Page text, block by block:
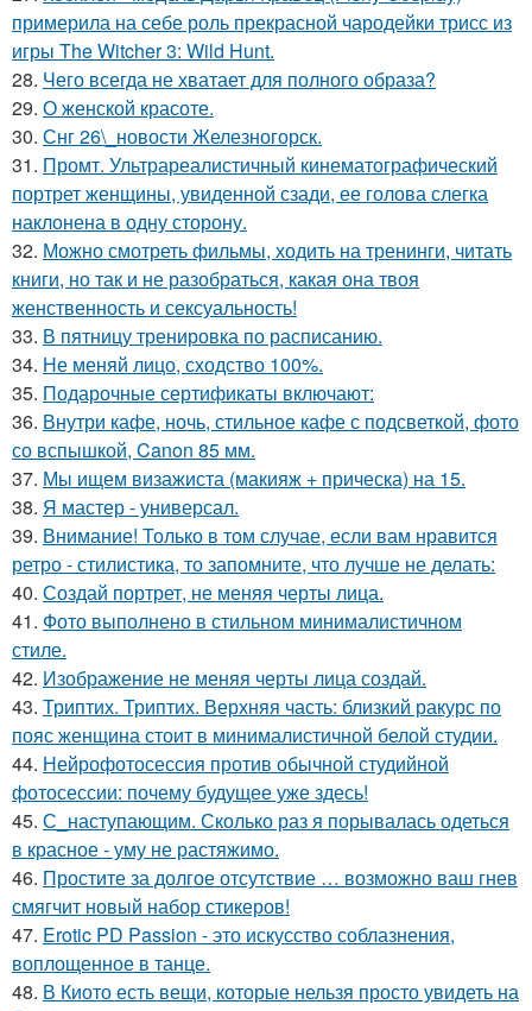
примерила на себе роль прекрасной чародейки трисс из
игры The Witcher 3: Wild Hunt.
28. Чего всегда не хватает для полного образа?
29. О женской красоте.
30. Снг 26\_новости Железногорск.
31. Промт. Ультрареалистичный кинематографический
портрет женщины, увиденной сзади, ее голова слегка
наклонена в одну сторону.
32. Можно смотреть фильмы, ходить на тренинги, читать
книги, но так и не разобраться, какая она твоя
женственность и сексуальность!
33. В пятницу тренировка по расписанию.
34. Не меняй лицо, сходство 100%.
35. Подарочные сертификаты включают:
36. Внутри кафе, ночь, стильное кафе с подсветкой, фото
со вспышкой, Canon 85 мм.
37. Мы ищем визажиста (макияж + прическа) на 15.
38. Я мастер - универсал.
39. Внимание! Только в том случае, если вам нравится
ретро - стилистика, то запомните, что лучше не делать:
40. Создай портрет, не меняя черты лица.
41. Фото выполнено в стильном минималистичном
стиле.
42. Изображение не меняя черты лица создай.
43. Триптих. Триптих. Верхняя часть: близкий ракурс по
пояс женщина стоит в минималистичной белой студии.
44. Нейрофотосессия против обычной студийной
фотосессии: почему будущее уже здесь!
45. С_наступающим. Сколько раз я порывалась одеться
в красное - уму не растяжимо.
46. Простите за долгое отсутствие … возможно ваш гнев
смягчит новый набор стикеров!
47. Erotic PD Passion - это искусство соблазнения,
воплощенное в танце.
48. В Киото есть вещи, которые нельзя просто увидеть на